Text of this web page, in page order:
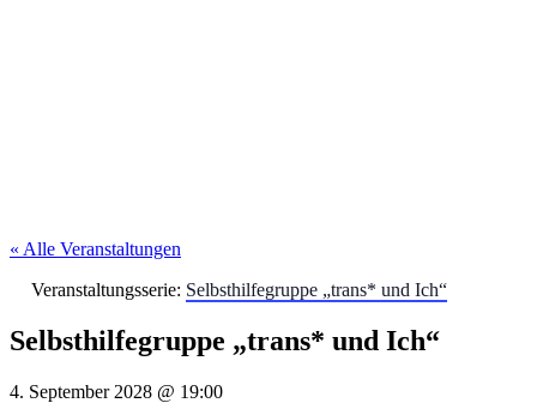
« Alle Veranstaltungen
Veranstaltungsserie: Selbsthilfegruppe „trans* und Ich“
Selbsthilfegruppe „trans* und Ich“
4. September 2028 @ 19:00